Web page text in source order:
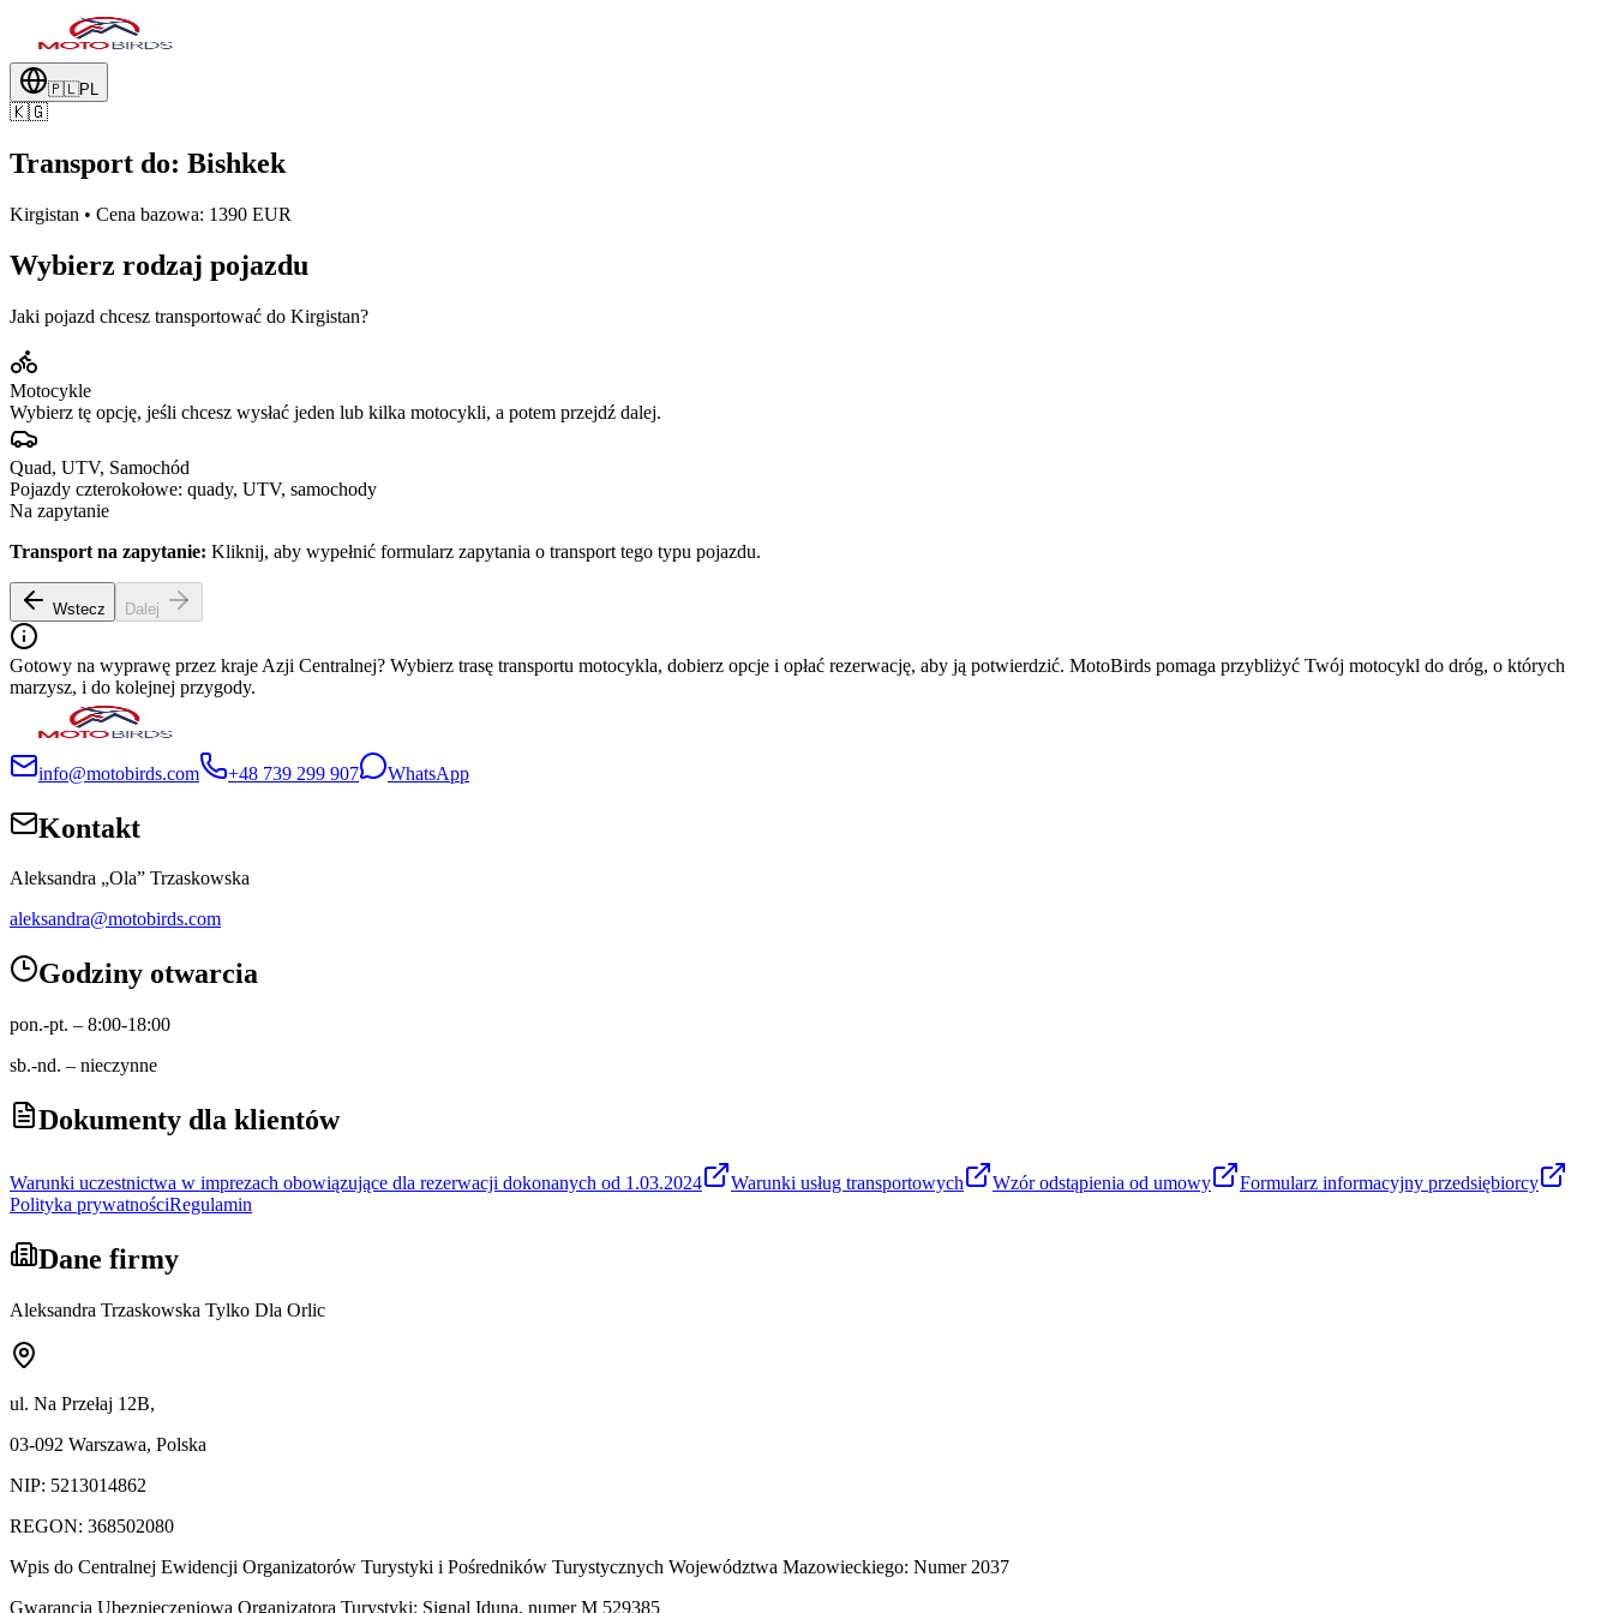
🇵🇱PL
🇰🇬
Transport do: Bishkek
Kirgistan • Cena bazowa: 1390 EUR
Wybierz rodzaj pojazdu
Jaki pojazd chcesz transportować do Kirgistan?
Motocykle
Wybierz tę opcję, jeśli chcesz wysłać jeden lub kilka motocykli, a potem przejdź dalej.
Quad, UTV, Samochód
Pojazdy czterokołowe: quady, UTV, samochody
Na zapytanie
Transport na zapytanie: Kliknij, aby wypełnić formularz zapytania o transport tego typu pojazdu.
Wstecz Dalej
Gotowy na wyprawę przez kraje Azji Centralnej? Wybierz trasę transportu motocykla, dobierz opcje i opłać rezerwację, aby ją potwierdzić. MotoBirds pomaga przybliżyć Twój motocykl do dróg, o których
marzysz, i do kolejnej przygody.
info@motobirds.com +48 739 299 907 WhatsApp
Kontakt
Aleksandra „Ola” Trzaskowska
aleksandra@motobirds.com
Godziny otwarcia
pon.-pt. – 8:00-18:00
sb.-nd. – nieczynne
Dokumenty dla klientów
Warunki uczestnictwa w imprezach obowiązujące dla rezerwacji dokonanych od 1.03.2024 Warunki usług transportowych Wzór odstąpienia od umowy
Formularz informacyjny przedsiębiorcy
Polityka prywatnościRegulamin
Dane firmy
Aleksandra Trzaskowska Tylko Dla Orlic
ul. Na Przełaj 12B,
03-092 Warszawa, Polska
NIP: 5213014862
REGON: 368502080
Wpis do Centralnej Ewidencji Organizatorów Turystyki i Pośredników Turystycznych Województwa Mazowieckiego: Numer 2037
Gwarancja Ubezpieczeniowa Organizatora Turystyki: Signal Iduna, numer M 529385